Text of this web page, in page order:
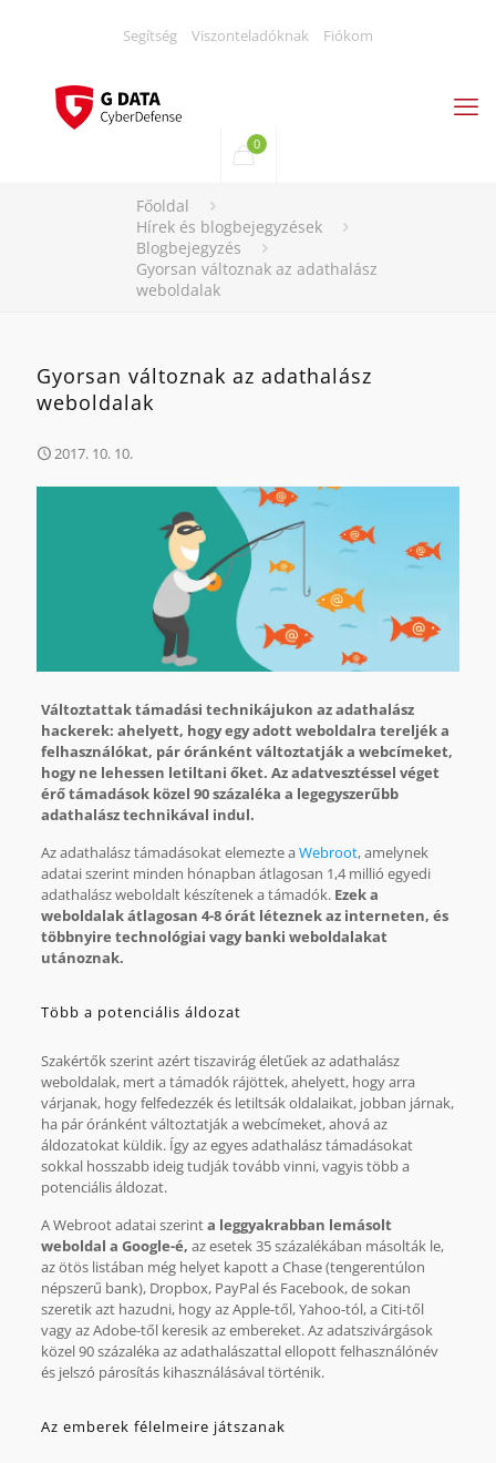
Segítség Viszonteladóknak Fiókom
0
Főoldal
Hírek és blogbejegyzések
Blogbejegyzés
Gyorsan változnak az adathalász
weboldalak
Gyorsan változnak az adathalász
weboldalak
2017. 10. 10.
Változtattak támadási technikájukon az adathalász
hackerek: ahelyett, hogy egy adott weboldalra tereljék a
felhasználókat, pár óránként változtatják a webcímeket,
hogy ne lehessen letiltani őket. Az adatvesztéssel véget
érő támadások közel 90 százaléka a legegyszerűbb
adathalász technikával indul.
Az adathalász támadásokat elemezte aWebroot, amelynek
adatai szerint minden hónapban átlagosan 1,4 millió egyedi
adathalász weboldalt készítenek a támadók. Ezek a
weboldalak átlagosan 4-8 órát léteznek az interneten, és
többnyire technológiai vagy banki weboldalakat
utánoznak.
Több a potenciális áldozat
Szakértők szerint azért tiszavirág életűek az adathalász
weboldalak, mert a támadók rájöttek, ahelyett, hogy arra
várjanak, hogy felfedezzék és letiltsák oldalaikat, jobban járnak,
ha pár óránként változtatják a webcímeket, ahová az
áldozatokat küldik. Így az egyes adathalász támadásokat
sokkal hosszabb ideig tudják tovább vinni, vagyis több a
potenciális áldozat.
A Webroot adatai szerinta leggyakrabban lemásolt
weboldal a Google-é, az esetek 35 százalékában másolták le,
az ötös listában még helyet kapott a Chase (tengerentúlon
népszerű bank), Dropbox, PayPal és Facebook, de sokan
szeretik azt hazudni, hogy az Apple-től, Yahoo-tól, a Citi-től
vagy az Adobe-től keresik az embereket. Az adatszivárgások
közel 90 százaléka az adathalászattal ellopott felhasználónév
és jelszó párosítás kihasználásával történik.
Az emberek félelmeire játszanak